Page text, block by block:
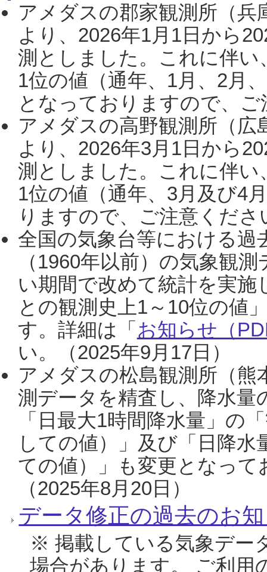
アメダスの郡家観測所（
より、2026年1月1日から
測としました。これに伴い
1位の値（通年、1月、2月
となっておりますので、
アメダスの高野観測所（
より、2026年3月1日から
測としました。これに伴い
1位の値（通年、3月及び4
りますので、ご注意くだ
全国の気象台等における過
（1960年以前）の気象観
い期間で改めて統計を実
との観測史上1～10位の値
す。詳細は「 お知らせ（
い。（2025年9月17日）
アメダスの松島観測所（熊
測データを精査し、降水
「日最大1時間降水量」の
しての値）」及び「日降
ての値）」も変更となっ
（2025年8月20日）
データ修正の過去のお
※ 掲載している気象デー
場合があります。 ご利用